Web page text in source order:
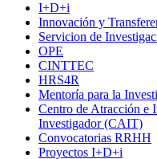
I+D+i
Innovación y
Servicion de
OPE
CINTTEC
HRS4R
Mentoría para la
Centro de Atracción e
Investigador (CAIT)
Convocatorias RRHH
Proyectos I+D+i